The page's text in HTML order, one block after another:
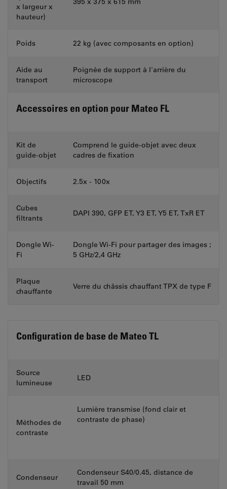
x largeur x
hauteur)
Poids 22 kg (avec composants en option)
Aide au
transport
Poignée de support à l'arrière du
microscope
Accessoires en option pour Mateo FL
Kit de
guide-objet
Comprend le guide-objet avec deux
cadres de fixation
Objectifs 2.5x - 100x
Cubes
filtrants
DAPI 390, GFP ET, Y3 ET, Y5 ET, TxR ET
Dongle Wi-
Fi
Dongle Wi-Fi pour partager des images ;
5 GHz/2,4 GHz
Plaque
chauffante
Verre du châssis chauffant TPX de type F
Configuration de base de Mateo TL
Source
lumineuse
LED
Méthodes de
contraste
Lumière transmise (fond clair et
contraste de phase)
Condenseur
Condenseur S40/0.45, distance de
travail 50 mm